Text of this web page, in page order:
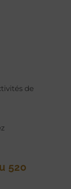
de
520